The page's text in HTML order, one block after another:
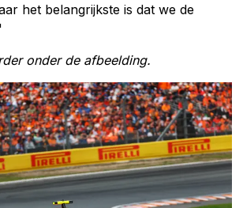
het belangrijkste is dat we de
onder de afbeelding.